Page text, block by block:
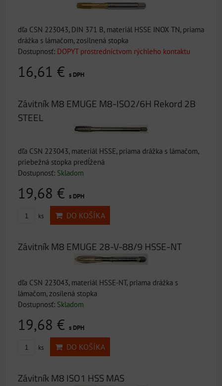
dľa CSN 223043, DIN 371 B, materiál HSSE INOX TN, priama
drážka s lámačom, zosilnená stopka
Dostupnosť: DOPYT prostredníctvom rýchleho kontaktu
16,61 € s DPH
Závitník M8 EMUGE M8-ISO2/6H Rekord 2B
STEEL
dľa CSN 223043, materiál HSSE, priama drážka s lámačom,
priebežná stopka predĺžená
Dostupnosť: Skladom
19,68 € s DPH
ks DO KOŠÍKA
Závitník M8 EMUGE 28-V-88/9 HSSE-NT
dľa CSN 223043, materiál HSSE-NT, priama drážka s
lámačom, zosílená stopka
Dostupnosť: Skladom
19,68 € s DPH
ks DO KOŠÍKA
Závitník M8 ISO1 HSS MAS